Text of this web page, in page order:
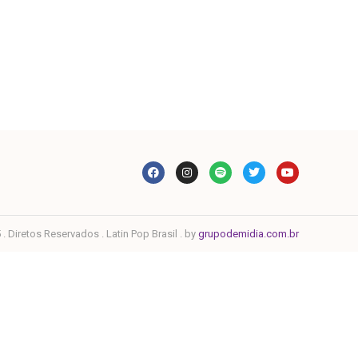
. Diretos Reservados . Latin Pop Brasil . by grupodemidia.com.br